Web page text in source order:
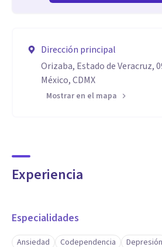
Dirección principal
Orizaba, Estado de Veracruz,
México, CDMX
Mostrar en el mapa
Experiencia
Especialidades
Ansiedad Codependencia Depresión